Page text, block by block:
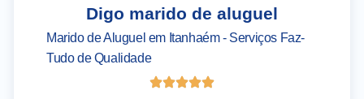
Digo marido de aluguel
Marido de Aluguel em Itanhaém - Serviços Faz-
Tudo de Qualidade